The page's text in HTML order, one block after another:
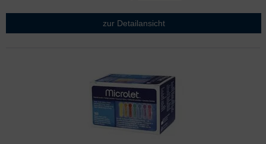
zur Detailansicht